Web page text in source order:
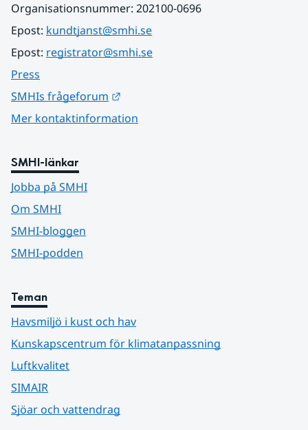
Organisationsnummer: 202100-0696
Epost: kundtjanst@smhi.se
Epost: registrator@smhi.se
Press
SMHIs frågeforum
Mer kontaktinformation
SMHI-länkar
Jobba på SMHI
Om SMHI
SMHI-bloggen
SMHI-podden
Teman
Havsmiljö i kust och hav
Kunskapscentrum för klimatanpassning
Luftkvalitet
SIMAIR
Sjöar och vattendrag